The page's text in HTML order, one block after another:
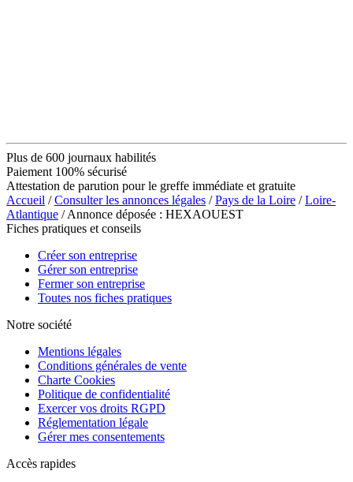
Plus de 600 journaux habilités
Paiement 100% sécurisé
Attestation de parution pour le greffe immédiate et gratuite
Accueil /Consulter les annonces légales /Pays de la Loire /Loire-
Atlantique / Annonce déposée : HEXAOUEST
Fiches pratiques et conseils
Créer son entreprise
Gérer son entreprise
Fermer son entreprise
Toutes nos fiches pratiques
Notre société
Mentions légales
Conditions générales de vente
Charte Cookies
Politique de confidentialité
Exercer vos droits RGPD
Réglementation légale
Gérer mes consentements
Accès rapides